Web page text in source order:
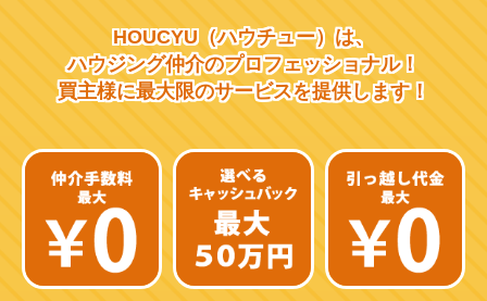
阪急千里線
JR片町線
近鉄南大阪線
京阪中之島線
近鉄難波線
HOUCYU（ハウチュー）は、
ハウジング仲介のプロフェッショナル！
買主様に最大限のサービスを提供します！